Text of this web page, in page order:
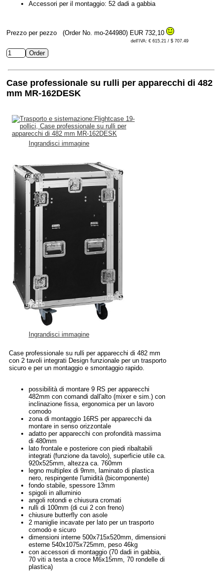
Accessori per il montaggio: 52 dadi a gabbia
Prezzo per pezzo (Order No. mo-244980) EUR 732,10
dell'IVA: € 615.21 / $ 707.49
Case professionale su rulli per apparecchi di 482
mm MR-162DESK
Ingrandisci immagine
Ingrandisci immagine
Case professionale su rulli per apparecchi di 482 mm
con 2 tavoli integrati Design funzionale per un trasporto
sicuro e per un montaggio e smontaggio rapido.
possibilità di montare 9 RS per apparecchi
482mm con comandi dall'alto (mixer e sim.) con
inclinazione fissa, ergonomica per un lavoro
comodo
zona di montaggio 16RS per apparecchi da
montare in senso orizzontale
adatto per apparecchi con profondità massima
di 480mm
lato frontale e posteriore con piedi ribaltabili
integrati (funzione da tavolo), superficie utile ca.
920x525mm, altezza ca. 760mm
legno multiplex di 9mm, laminato di plastica
nero, respingente l'umidità (bicomponente)
fondo stabile, spessore 13mm
spigoli in alluminio
angoli rotondi e chiusura cromati
rulli di 100mm (di cui 2 con freno)
chiusure butterfly con asole
2 maniglie incavate per lato per un trasporto
comodo e sicuro
dimensioni interne 500x715x520mm, dimensioni
esterne 540x1075x725mm, peso 46kg
con accessori di montaggio (70 dadi in gabbia,
70 viti a testa a croce M6x15mm, 70 rondelle di
plastica)